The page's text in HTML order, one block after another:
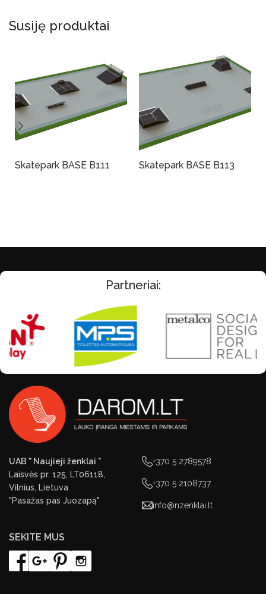
Susiję produktai
Skatepark BASE B111 Skatepark BASE B113
Partneriai:
UAB " Naujieji ženklai "
Laisvės pr. 125, LT06118,
Vilnius, Lietuva
"Pasažas pas Juozapą"
+370 5 2789578
+370 5 2108737
info@nzenklai.lt
SEKITE MUS